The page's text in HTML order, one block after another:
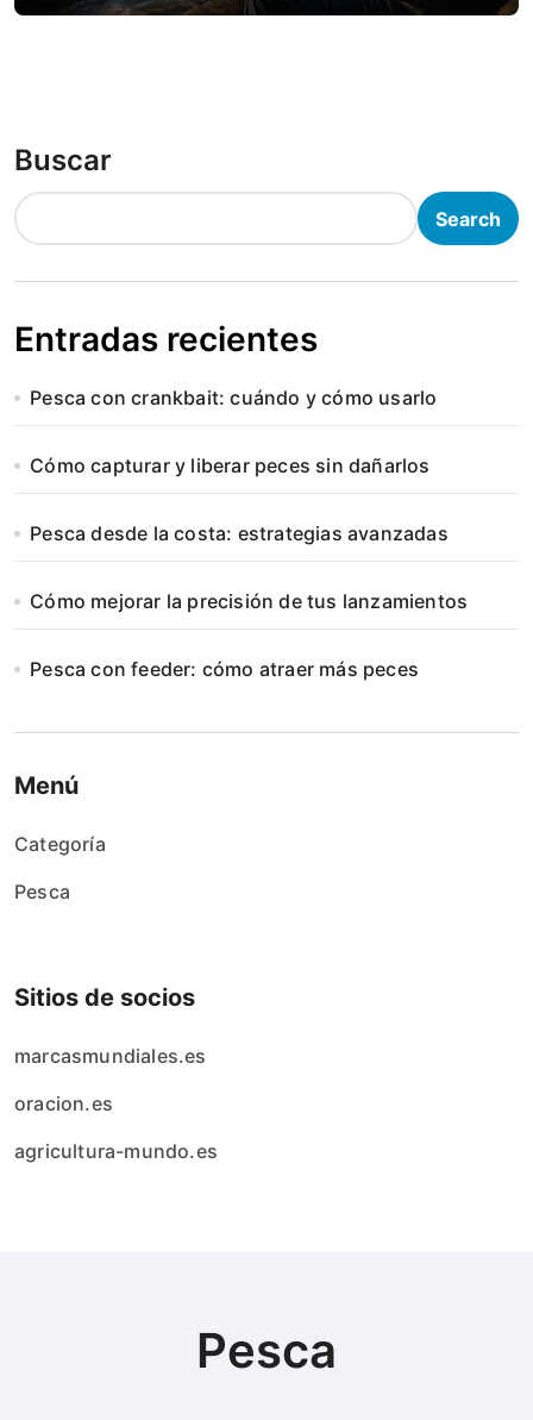
Buscar
Search
Entradas recientes
Pesca con crankbait: cuándo y cómo usarlo
Cómo capturar y liberar peces sin dañarlos
Pesca desde la costa: estrategias avanzadas
Cómo mejorar la precisión de tus lanzamientos
Pesca con feeder: cómo atraer más peces
Menú
Categoría
Pesca
Sitios de socios
marcasmundiales.es
oracion.es
agricultura-mundo.es
Pesca